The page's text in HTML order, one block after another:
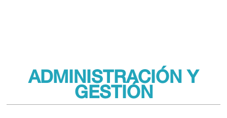
ADMINISTRACIÓN Y
GESTIÓN